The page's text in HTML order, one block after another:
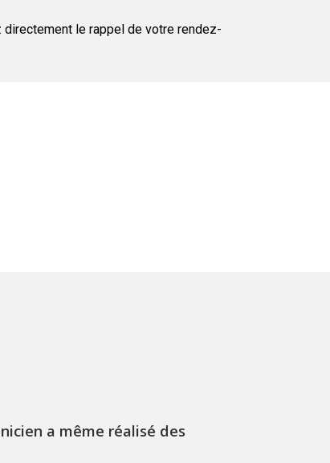
le rappel de votre rendez-
a même réalisé des